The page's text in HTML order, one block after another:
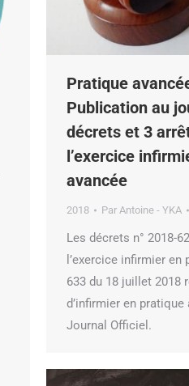
Pratique
Publication au
décrets et 3
l’exercice
avancée
2018 Par Antoine - YKA
Les décrets n° 2018-
l’exercice infirmier en
633 du 18 juillet 2018
d’infirmier en
Journal Officiel.